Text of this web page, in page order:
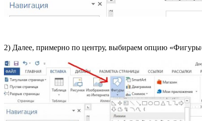
2) Далее, примерно по центру, выбираем опцию